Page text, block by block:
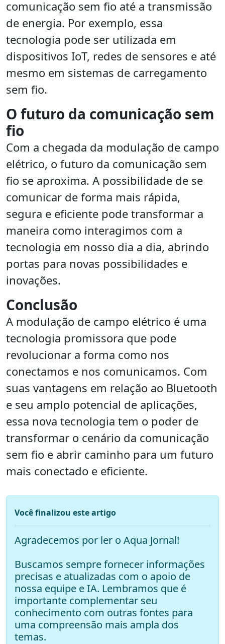
comunicação sem fio até a transmissão
de energia. Por exemplo, essa
tecnologia pode ser utilizada em
dispositivos IoT, redes de sensores e até
mesmo em sistemas de carregamento
sem fio.
O futuro da comunicação sem
fio
Com a chegada da modulação de campo
elétrico, o futuro da comunicação sem
fio se aproxima. A possibilidade de se
comunicar de forma mais rápida,
segura e eficiente pode transformar a
maneira como interagimos com a
tecnologia em nosso dia a dia, abrindo
portas para novas possibilidades e
inovações.
Conclusão
A modulação de campo elétrico é uma
tecnologia promissora que pode
revolucionar a forma como nos
conectamos e nos comunicamos. Com
suas vantagens em relação ao Bluetooth
e seu amplo potencial de aplicações,
essa nova tecnologia tem o poder de
transformar o cenário da comunicação
sem fio e abrir caminho para um futuro
mais conectado e eficiente.
Você finalizou este artigo
Agradecemos por ler o Aqua Jornal!
Buscamos sempre fornecer informações
precisas e atualizadas com o apoio de
nossa equipe e IA. Lembramos que é
importante complementar seu
conhecimento com outras fontes para
uma compreensão mais ampla dos
temas.